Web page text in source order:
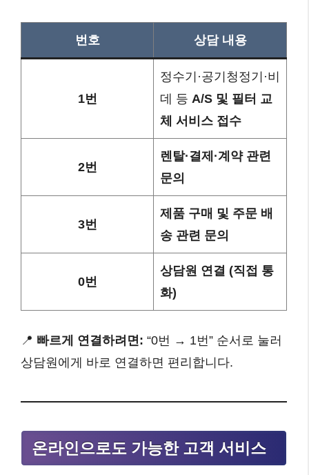
번호 상담 내용
1번
정수기·공기청정기·비
데 등 A/S 및 필터 교
체 서비스 접수
2번
렌탈·결제·계약 관련
문의
3번
제품 구매 및 주문 배
송 관련 문의
0번
상담원 연결 (직접 통
화)
📍 빠르게 연결하려면: “0번 → 1번” 순서로 눌러
상담원에게 바로 연결하면 편리합니다.
온라인으로도 가능한 고객 서비스